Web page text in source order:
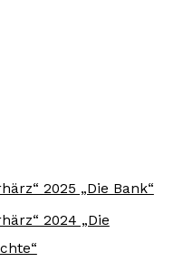
2025 „Die Bank“
2024 „Die